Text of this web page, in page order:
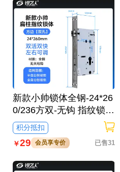
新款小帅锁体全钢-24*26
0/236方双-无钩 指纹锁密
码锁电子锁防盗门锁体
半开叉通芯双活双快不锈
钢
积分抵扣
￥29 会员享专价 已售31